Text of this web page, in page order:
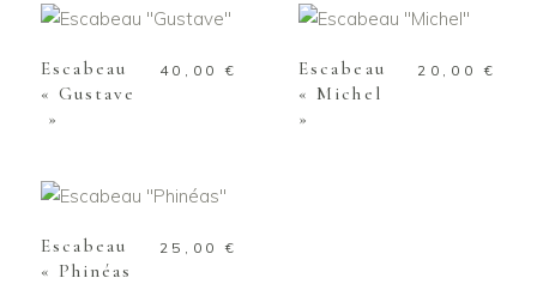
PANIER
Escabeau
« Gustave
»
40,00€
PANIER
Escabeau
« Michel
»
20,00 €
PANIER
Escabeau
« Phinéas
25,00€